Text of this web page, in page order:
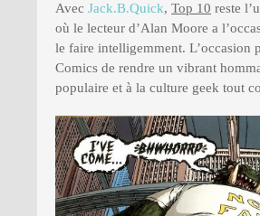
Avec Jack.B.Quick, Top 10 reste
où le lecteur d’Alan Moore a
le faire intelligemment. L’occasion
Comics de rendre un vibrant
populaire et à la culture geek tout